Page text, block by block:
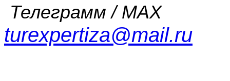
Телеграмм / MAX
turexpertiza@mail.ru